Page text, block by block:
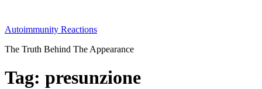
contenuto
Autoimmunity Reactions
The Truth Behind The Appearance
Tag: presunzione